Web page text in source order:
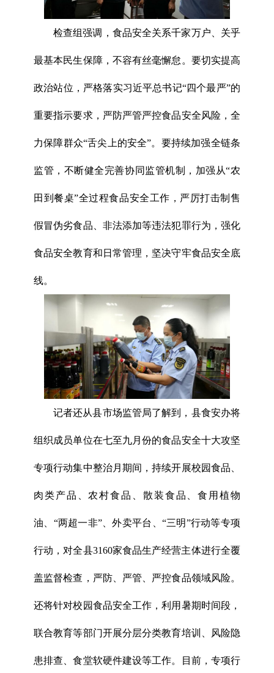
检查组强调，食品安全关系千家万户、关乎
最基本民生保障，不容有丝毫懈怠。要切实提高
政治站位，严格落实习近平总书记“四个最严”的
重要指示要求，严防严管严控食品安全风险，全
力保障群众“舌尖上的安全”。要持续加强全链条
监管，不断健全完善协同监管机制，加强从“农
田到餐桌”全过程食品安全工作，严厉打击制售
假冒伪劣食品、非法添加等违法犯罪行为，强化
食品安全教育和日常管理，坚决守牢食品安全底
线。
记者还从县市场监管局了解到，县食安办将
组织成员单位在七至九月份的食品安全十大攻坚
专项行动集中整治月期间，持续开展校园食品、
肉类产品、农村食品、散装食品、食用植物
油、“两超一非”、外卖平台、“三明”行动等专项
行动，对全县3160家食品生产经营主体进行全覆
盖监督检查，严防、严管、严控食品领域风险。
还将针对校园食品安全工作，利用暑期时间段，
联合教育等部门开展分层分类教育培训、风险隐
患排查、食堂软硬件建设等工作。目前，专项行